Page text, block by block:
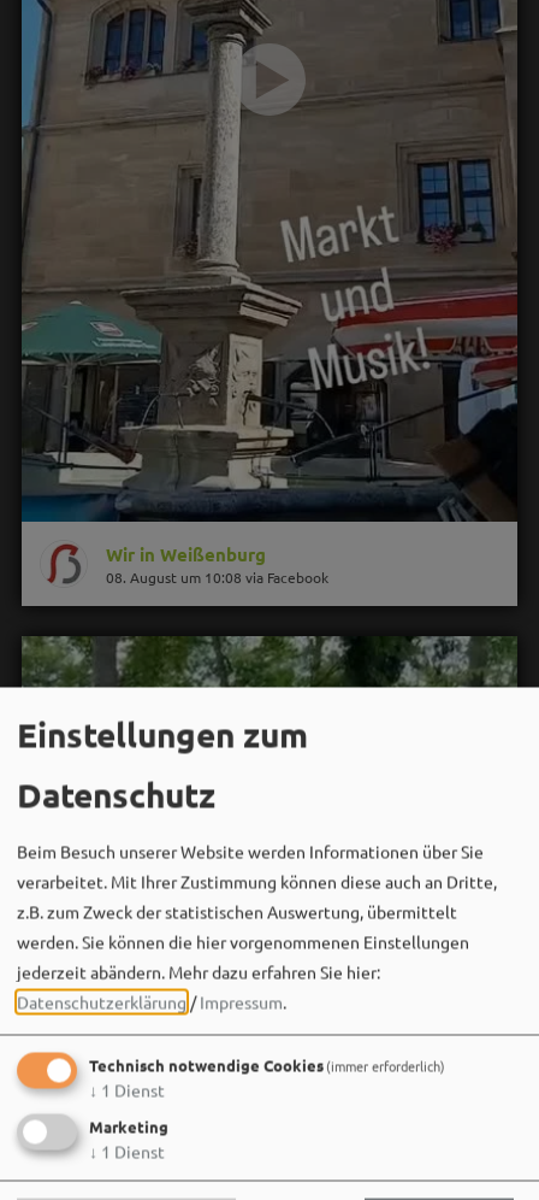
Wir in Weißenburg
08. August um 10:08 via Facebook
Einstellungen zum
Datenschutz
Beim Besuch unserer Website werden Informationen über Sie
verarbeitet. Mit Ihrer Zustimmung können diese auch an Dritte,
z.B. zum Zweck der statistischen Auswertung, übermittelt
werden. Sie können die hier vorgenommenen Einstellungen
jederzeit abändern. Mehr dazu erfahren Sie hier:
Datenschutzerklärung /Impressum.
Technisch notwendige Cookies(immer erforderlich)
↓ 1 Dienst
Marketing
↓ 1 Dienst